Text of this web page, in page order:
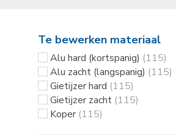
Te bewerken materiaal
Alu hard (kortspanig) (115)
Alu zacht (langspanig) (115)
Gietijzer hard (115)
Gietijzer zacht (115)
Koper (115)